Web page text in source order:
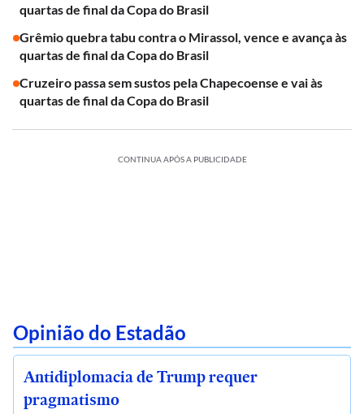
quartas de final da Copa do Brasil
Grêmio quebra tabu contra o Mirassol, vence e avança às
quartas de final da Copa do Brasil
Cruzeiro passa sem sustos pela Chapecoense e vai às
quartas de final da Copa do Brasil
CONTINUA APÓS A PUBLICIDADE
Opinião do Estadão
Antidiplomacia de Trump requer
pragmatismo